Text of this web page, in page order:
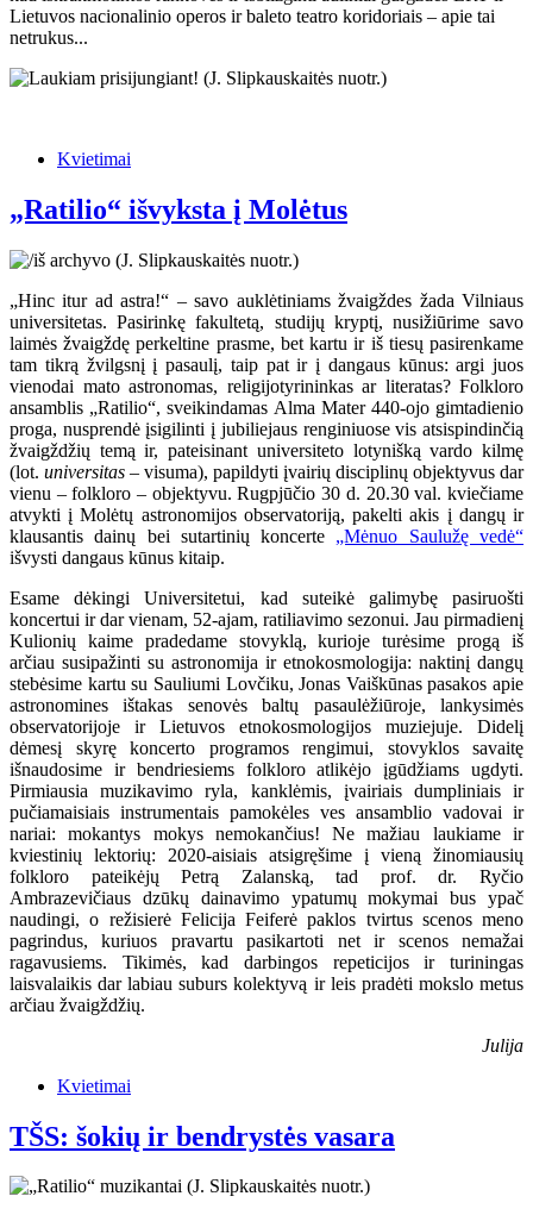
Lietuvos nacionalinio operos ir baleto teatro koridoriais – apie tai
netrukus...
Kvietimai
„Ratilio“ išvyksta į Molėtus
„Hinc itur ad astra!“ – savo auklėtiniams žvaigždes žada Vilniaus
universitetas. Pasirinkę fakultetą, studijų kryptį, nusižiūrime savo
laimės žvaigždę perkeltine prasme, bet kartu ir iš tiesų pasirenkame
tam tikrą žvilgsnį į pasaulį, taip pat ir į dangaus kūnus: argi juos
vienodai mato astronomas, religijotyrininkas ar literatas? Folkloro
ansamblis „Ratilio“, sveikindamas Alma Mater 440-ojo gimtadienio
proga, nusprendė įsigilinti į jubiliejaus renginiuose vis atsispindinčią
žvaigždžių temą ir, pateisinant universiteto lotynišką vardo kilmę
(lot. universitas – visuma), papildyti įvairių disciplinų objektyvus dar
vienu – folkloro – objektyvu. Rugpjūčio 30 d. 20.30 val. kviečiame
atvykti į Molėtų astronomijos observatoriją, pakelti akis į dangų ir
klausantis dainų bei sutartinių koncerte „Mėnuo Saulužę vedė“
išvysti dangaus kūnus kitaip.
Esame dėkingi Universitetui, kad suteikė galimybę pasiruošti
koncertui ir dar vienam, 52-ajam, ratiliavimo sezonui. Jau pirmadienį
Kulionių kaime pradedame stovyklą, kurioje turėsime progą iš
arčiau susipažinti su astronomija ir etnokosmologija: naktinį dangų
stebėsime kartu su Sauliumi Lovčiku, Jonas Vaiškūnas pasakos apie
astronomines ištakas senovės baltų pasaulėžiūroje, lankysimės
observatorijoje ir Lietuvos etnokosmologijos muziejuje. Didelį
dėmesį skyrę koncerto programos rengimui, stovyklos savaitę
išnaudosime ir bendriesiems folkloro atlikėjo įgūdžiams ugdyti.
Pirmiausia muzikavimo ryla, kanklėmis, įvairiais dumpliniais ir
pučiamaisiais instrumentais pamokėles ves ansamblio vadovai ir
nariai: mokantys mokys nemokančius! Ne mažiau laukiame ir
kviestinių lektorių: 2020-aisiais atsigręšime į vieną žinomiausių
folkloro pateikėjų Petrą Zalanską, tad prof. dr. Ryčio
Ambrazevičiaus dzūkų dainavimo ypatumų mokymai bus ypač
naudingi, o režisierė Felicija Feiferė paklos tvirtus scenos meno
pagrindus, kuriuos pravartu pasikartoti net ir scenos nemažai
ragavusiems. Tikimės, kad darbingos repeticijos ir turiningas
laisvalaikis dar labiau suburs kolektyvą ir leis pradėti mokslo metus
arčiau žvaigždžių.
Julija
Kvietimai
TŠS: šokių ir bendrystės vasara